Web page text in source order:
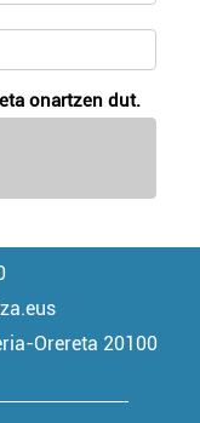
onartzen dut.
Orereta 20100